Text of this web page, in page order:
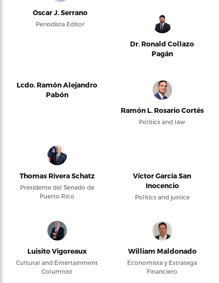
Oscar J. Serrano
Periodista Editor
Dr. Ronald Collazo
Pagán
Lcdo. Ramón Alejandro
Pabón
Ramón L. Rosario Cortés
Politics and law
Thomas Rivera Schatz
Presidente del Senado de
Puerto Rico
Víctor García San
Inocencio
Politics and justice
Luisito Vigoreaux
Cultural and Entertainment
Columnist
William Maldonado
Economista y Estratega
Financiero